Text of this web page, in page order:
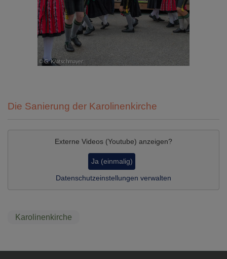
Die Sanierung der Karolinenkirche
Externe Videos (Youtube) anzeigen?
Ja (einmalig)
Datenschutzeinstellungen verwalten
Karolinenkirche